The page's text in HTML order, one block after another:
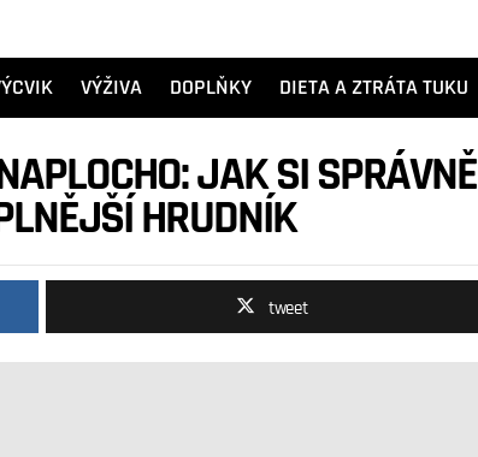
VÝŽIVA DOPLŇKY DIETA A ZTRÁTA TUKU
JAK SI SPRÁVNĚ
HRUDNÍK
tweet